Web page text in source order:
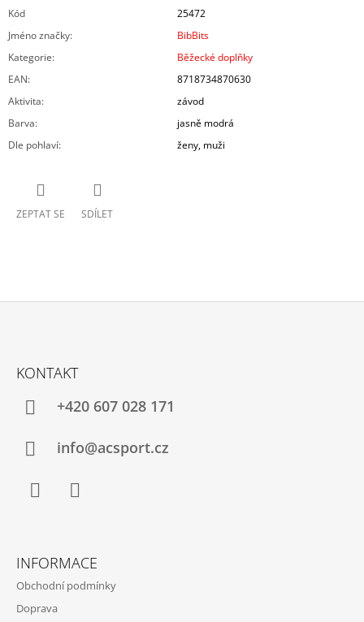
Kód
25472
Jméno značky:
BibBits
Kategorie:
Běžecké doplňky
EAN:
8718734870630
Aktivita:
závod
Barva:
jasně modrá
Dle pohlaví: ženy, muži
ZEPTAT SE SDÍLET
KONTAKT
+420 607 028 171
info@acsport.cz
INFORMACE
Obchodní podmínky
Doprava